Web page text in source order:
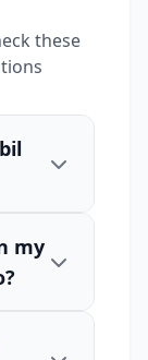
these
my